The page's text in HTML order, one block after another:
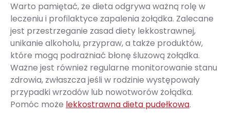
Warto pamiętać, że dieta odgrywa ważną rolę w
leczeniu i profilaktyce zapalenia żołądka. Zalecane
jest przestrzeganie zasad diety lekkostrawnej,
unikanie alkoholu, przypraw, a także produktów,
które mogą podrażniać błonę śluzową żołądka.
Ważne jest również regularne monitorowanie stanu
zdrowia, zwłaszcza jeśli w rodzinie występowały
przypadki wrzodów lub nowotworów żołądka​​.
Pomóc może lekkostrawna dieta pudełkowa.